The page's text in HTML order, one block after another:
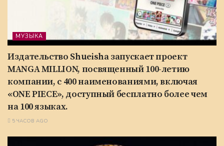
МУЗЫКА
Издательство Shueisha запускает проект
MANGA MILLION, посвященный 100-летию
компании, с 400 наименованиями, включая
«ONE PIECE», доступный бесплатно более чем
на 100 языках.
5 ЧАСОВ AGO